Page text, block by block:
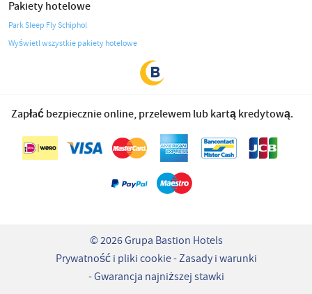
Pakiety hotelowe
Park Sleep Fly Schiphol
Wyświetl wszystkie pakiety hotelowe
Zapłać bezpiecznie online, przelewem lub kartą kredytową.
© 2026 Grupa Bastion Hotels
Prywatność i pliki cookie Zasady i warunki
Gwarancja najniższej stawki